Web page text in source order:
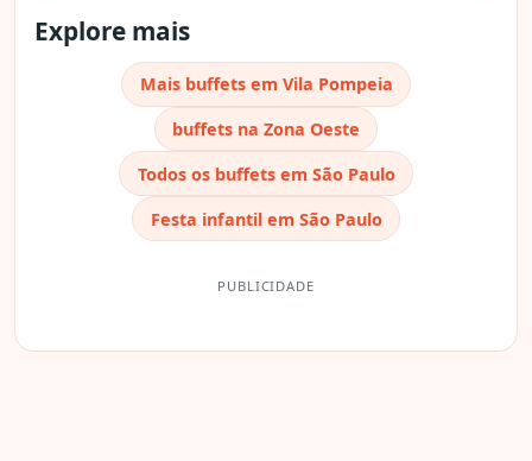
Explore mais
Mais buffets em Vila Pompeia
buffets na Zona Oeste
Todos os buffets em São Paulo
Festa infantil em São Paulo
PUBLICIDADE